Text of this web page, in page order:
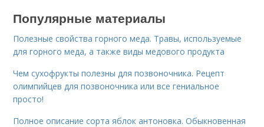
Популярные материалы
Полезные свойства горного меда. Травы, используемые
для горного меда, а также виды медового продукта
Чем сухофрукты полезны для позвоночника. Рецепт
олимпийцев для позвоночника или все гениальное
просто!
Полное описание сорта яблок антоновка. Обыкновенная